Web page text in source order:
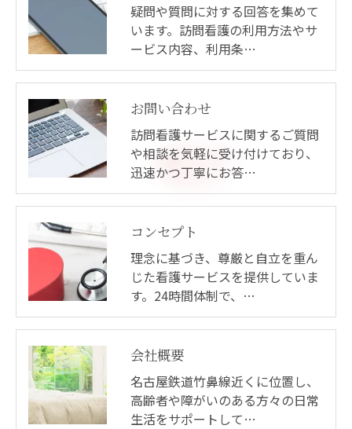
疑問や質問に対する回答を集めて
います。訪問看護の利用方法やサ
ービス内容、利用条…
お問い合わせ
訪問看護サービスに関するご質問
や相談を気軽に受け付けており、
迅速かつ丁寧にお答…
コンセプト
理念に基づき、尊厳と自立を重ん
じた看護サービスを提供していま
す。24時間体制で、…
会社概要
名古屋鉄道竹鼻線近くに位置し、
高齢者や障がいのある方々の日常
生活をサポートして…